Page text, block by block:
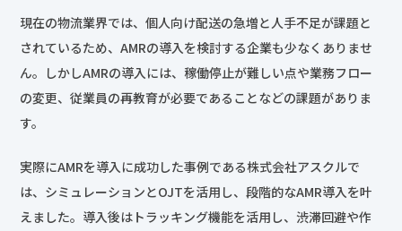
現在の物流業界では、個人向け配送の急増と人手不足が課題と
されているため、AMRの導入を検討する企業も少なくありませ
ん。しかしAMRの導入には、稼働停止が難しい点や業務フロー
の変更、従業員の再教育が必要であることなどの課題がありま
す。
実際にAMRを導入に成功した事例である株式会社アスクルで
は、シミュレーションとOJTを活用し、段階的なAMR導入を叶
えました。導入後はトラッキング機能を活用し、渋滞回避や作